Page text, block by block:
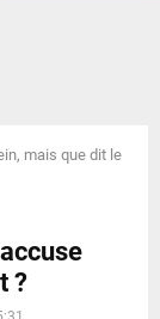
mais que dit le
?